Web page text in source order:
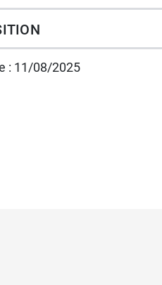
est une marque
sucres Ricqlès
: 11/08/2025